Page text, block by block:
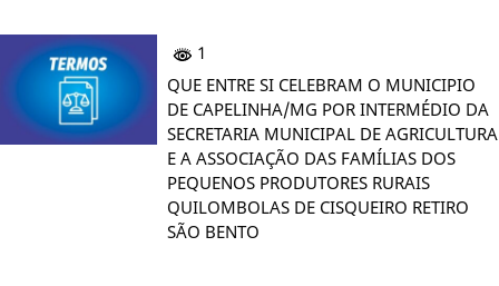
1
QUE ENTRE SI CELEBRAM O MUNICIPIO
DE CAPELINHA/MG POR INTERMÉDIO DA
SECRETARIA MUNICIPAL DE AGRICULTURA
E A ASSOCIAÇÃO DAS FAMÍLIAS DOS
PEQUENOS PRODUTORES RURAIS
QUILOMBOLAS DE CISQUEIRO RETIRO
SÃO BENTO